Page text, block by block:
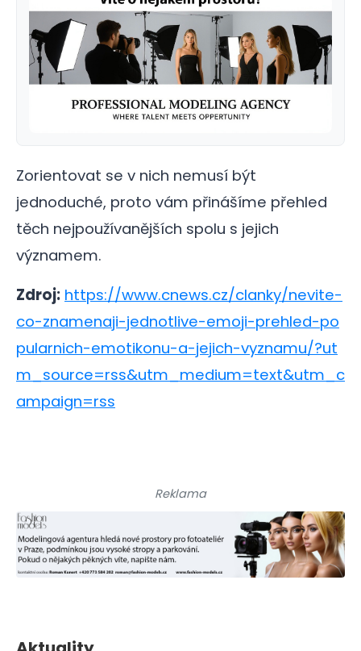
Zorientovat se v nich nemusí být
jednoduché, proto vám přinášíme přehled
těch nejpoužívanějších spolu s jejich
významem.
Zdroj: https://www.cnews.cz/clanky/nevite-
co-znamenaji-jednotlive-emoji-prehled-po
pularnich-emotikonu-a-jejich-vyznamu/?ut
m_source=rss&utm_medium=text&utm_c
ampaign=rss
Reklama